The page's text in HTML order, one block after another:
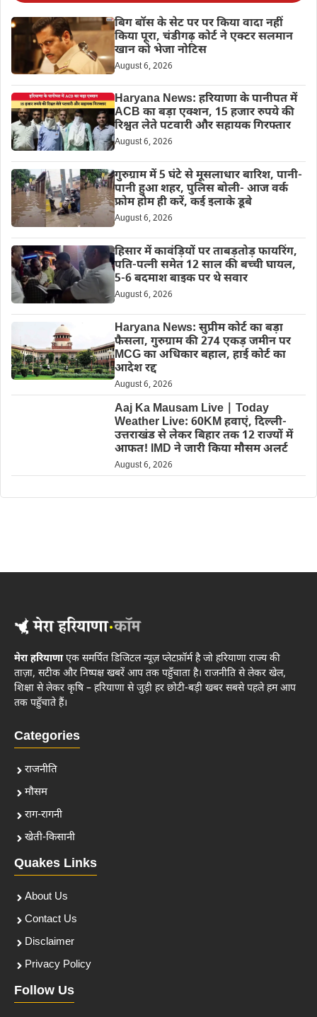
बिग बॉस के सेट पर पर किया वादा नहीं
किया पूरा, चंडीगढ़ कोर्ट ने एक्टर सलमान
खान को भेजा नोटिस
August 6, 2026
Haryana News: हरियाणा के पानीपत में
ACB का बड़ा एक्शन, 15 हजार रुपये की
रिश्वत लेते पटवारी और सहायक गिरफ्तार
August 6, 2026
गुरुग्राम में 5 घंटे से मूसलाधार बारिश, पानी-
पानी हुआ शहर, पुलिस बोली- आज वर्क
फ्रोम होम ही करें, कई इलाके डूबे
August 6, 2026
हिसार में कावंड़ियों पर ताबड़तोड़ फायरिंग,
पति-पत्नी समेत 12 साल की बच्ची घायल,
5-6 बदमाश बाइक पर थे सवार
August 6, 2026
Haryana News: सुप्रीम कोर्ट का बड़ा
फैसला, गुरुग्राम की 274 एकड़ जमीन पर
MCG का अधिकार बहाल, हाई कोर्ट का
आदेश रद्द
August 6, 2026
Aaj Ka Mausam Live | Today
Weather Live: 60KM हवाएं, दिल्ली-
उत्तराखंड से लेकर बिहार तक 12 राज्यों में
आफत! IMD ने जारी किया मौसम अलर्ट
August 6, 2026
मेरा हरियाणाएक समर्पित डिजिटल न्यूज़ प्लेटफ़ॉर्म है जो हरियाणा राज्य की
ताज़ा, सटीक और निष्पक्ष खबरें आप तक पहुँचाता है। राजनीति से लेकर खेल,
शिक्षा से लेकर कृषि – हरियाणा से जुड़ी हर छोटी-बड़ी खबर सबसे पहले हम आप
तक पहुँचाते हैं।
Categories
राजनीति
मौसम
राग-रागनी
खेती-किसानी
Quakes Links
About Us
Contact Us
Disclaimer
Privacy Policy
Follow Us